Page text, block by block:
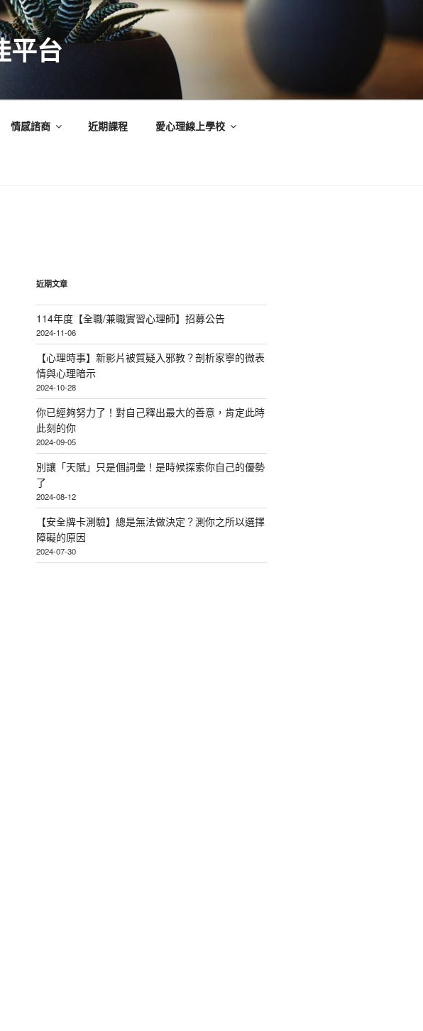
平台
情感諮商 近期課程 愛心理線上學校
近期文章
114年度【全職/兼職實習心理師】招募公告
2024-11-06
【心理時事】新影片被質疑入邪教？剖析家寧的微表
情與心理暗示
2024-10-28
你已經夠努力了！對自己釋出最大的善意，肯定此時
此刻的你
2024-09-05
別讓「天賦」只是個詞彙！是時候探索你自己的優勢
了
2024-08-12
【安全牌卡測驗】總是無法做決定？測你之所以選擇
障礙的原因
2024-07-30